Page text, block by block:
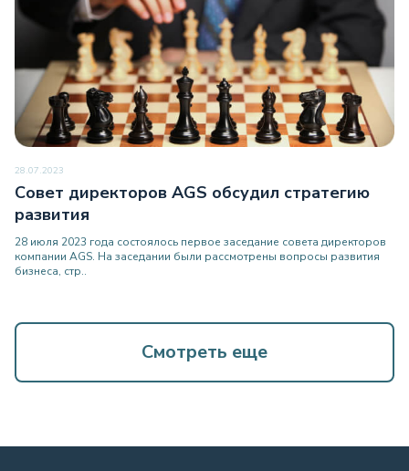
28.07.2023
Совет директоров AGS обсудил стратегию
развития
28 июля 2023 года состоялось первое заседание совета директоров
компании AGS. На заседании были рассмотрены вопросы развития
бизнеса, стр..
Смотреть еще